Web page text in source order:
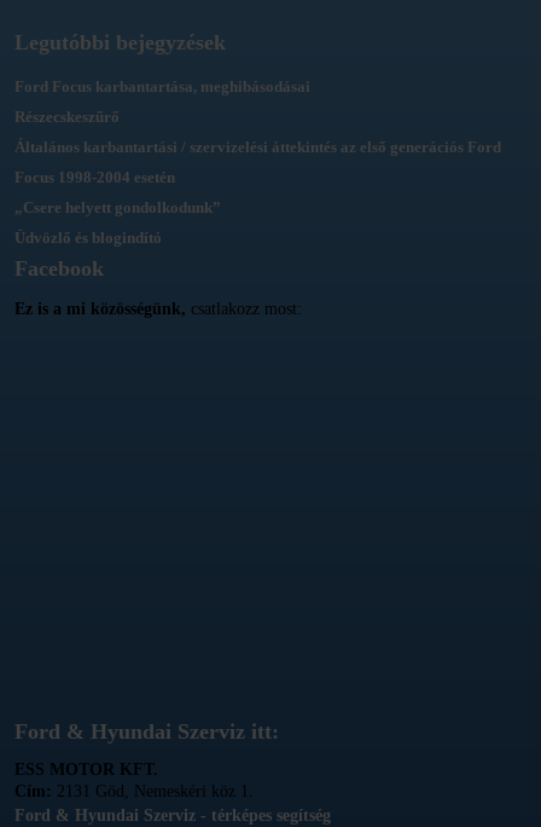
Legutóbbi bejegyzések
Ford Focus karbantartása, meghibásodásai
Részecskeszűrő
Általános karbantartási / szervizelési áttekintés az első generációs Ford
Focus 1998-2004 esetén
„Csere helyett gondolkodunk”
Üdvözlő és blogindító
Facebook
Ez is a mi közösségünk, csatlakozz most:
Ford & Hyundai Szerviz itt:
ESS MOTOR KFT.
Cím: 2131 Göd, Nemeskéri köz 1.
Ford & Hyundai Szerviz - térképes segítség